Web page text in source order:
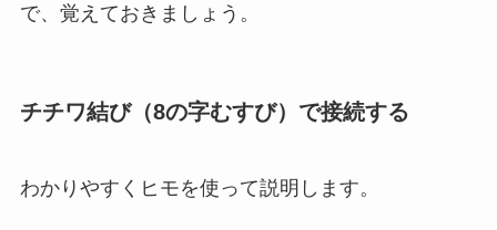
で、覚えておきましょう。
チチワ結び（8の字むすび）で接続する
わかりやすくヒモを使って説明します。